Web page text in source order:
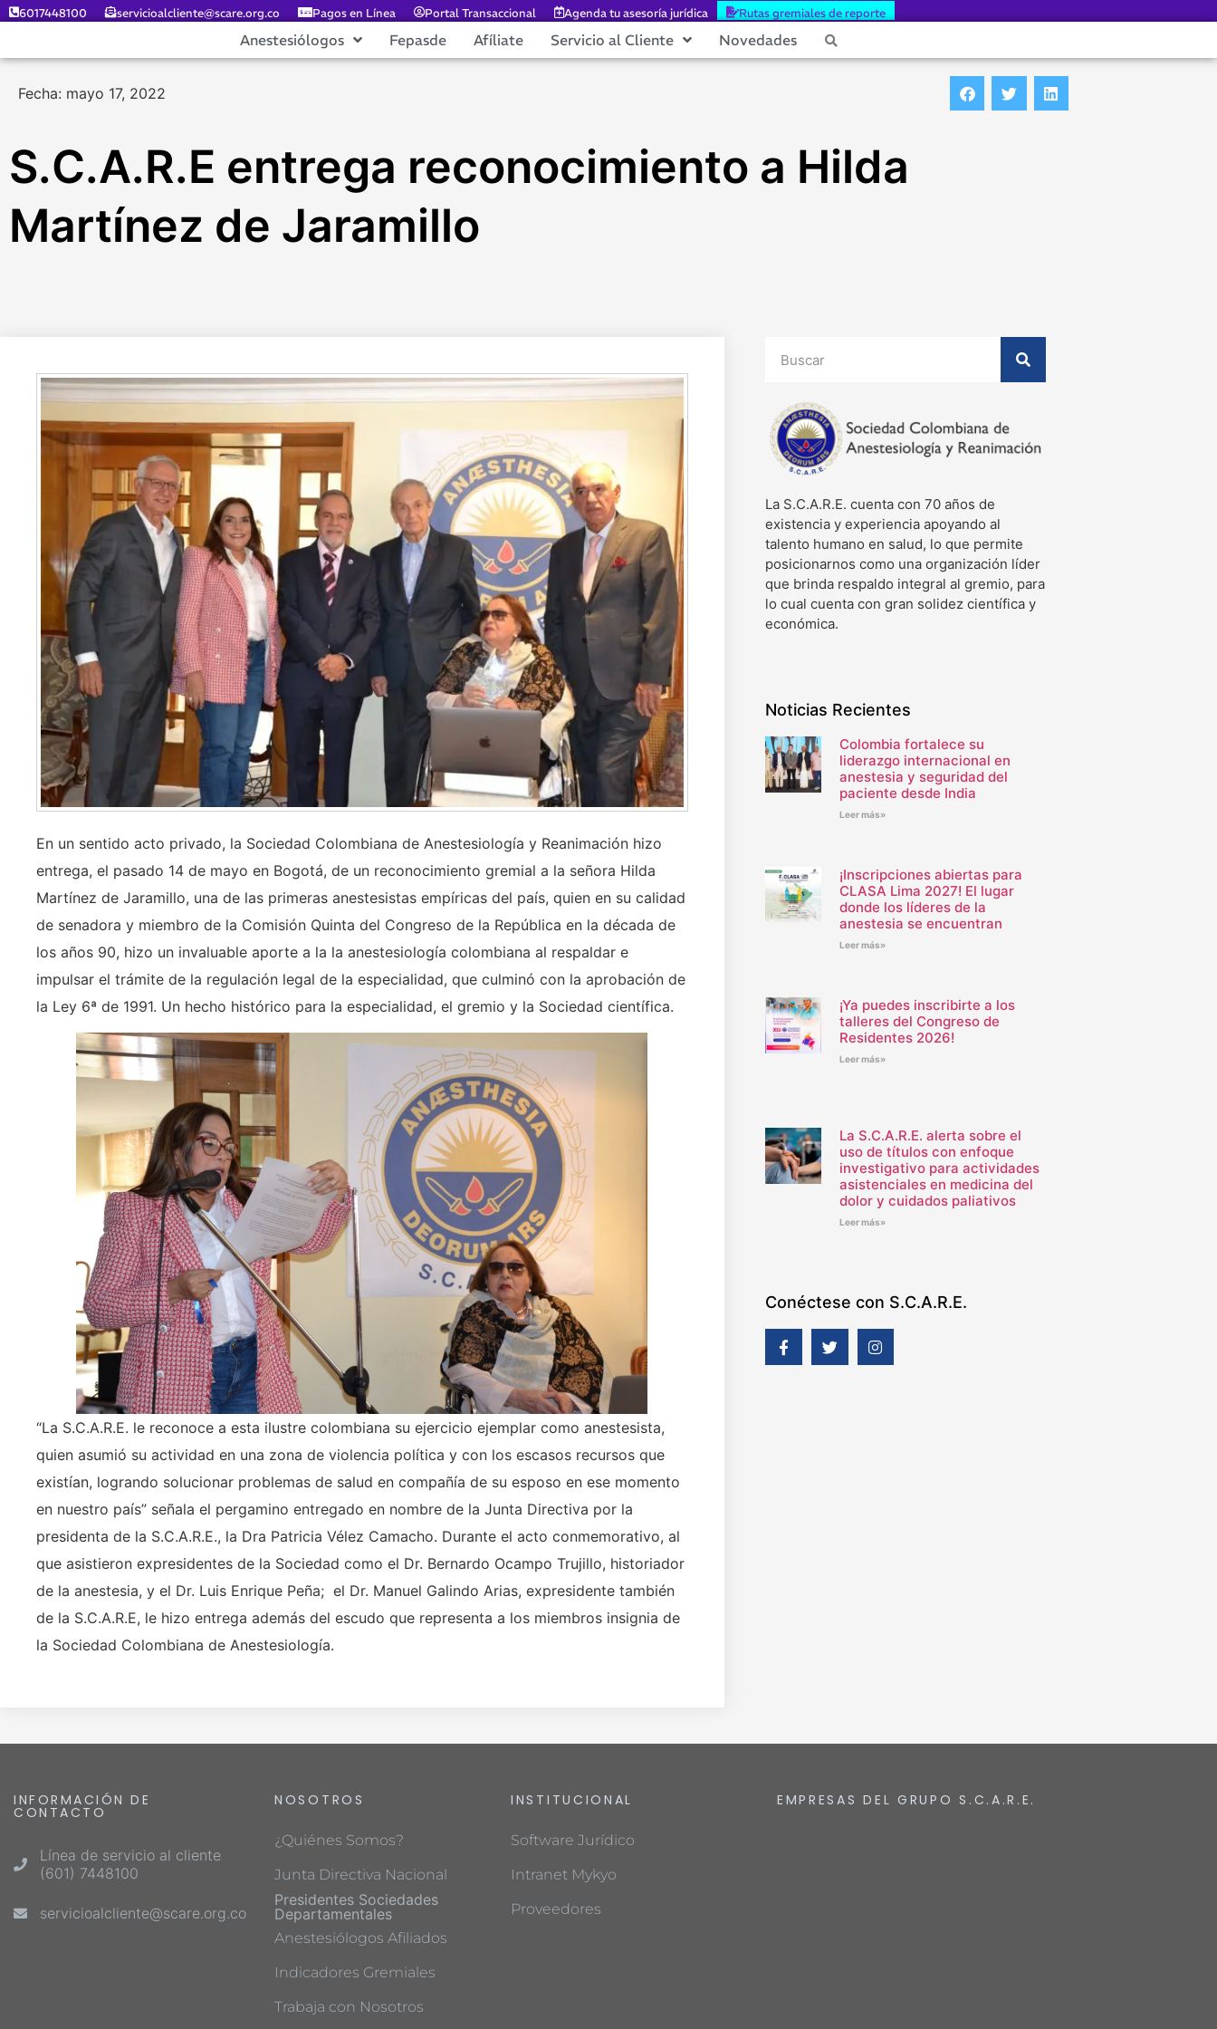
6017448100 servicioalcliente@scare.org.co Pagos en Línea Portal Transaccional Agenda tu asesoría jurídica Rutas gremiales de reporte
Anestesiólogos Fepasde Afíliate Servicio al Cliente Novedades
Fecha: mayo 17, 2022
S.C.A.R.E entrega reconocimiento a Hilda
Martínez de Jaramillo
En un sentido acto privado, la Sociedad Colombiana de Anestesiología y Reanimación hizo
entrega, el pasado 14 de mayo en Bogotá, de un reconocimiento gremial a la señora Hilda
Martínez de Jaramillo, una de las primeras anestesistas empíricas del país, quien en su calidad
de senadora y miembro de la Comisión Quinta del Congreso de la República en la década de
los años 90, hizo un invaluable aporte a la la anestesiología colombiana al respaldar e
impulsar el trámite de la regulación legal de la especialidad, que culminó con la aprobación de
la Ley 6ª de 1991. Un hecho histórico para la especialidad, el gremio y la Sociedad científica.
“La S.C.A.R.E. le reconoce a esta ilustre colombiana su ejercicio ejemplar como anestesista,
quien asumió su actividad en una zona de violencia política y con los escasos recursos que
existían, logrando solucionar problemas de salud en compañía de su esposo en ese momento
en nuestro país” señala el pergamino entregado en nombre de la Junta Directiva por la
presidenta de la S.C.A.R.E., la Dra Patricia Vélez Camacho. Durante el acto conmemorativo, al
que asistieron expresidentes de la Sociedad como el Dr. Bernardo Ocampo Trujillo, historiador
de la anestesia, y el Dr. Luis Enrique Peña; el Dr. Manuel Galindo Arias, expresidente también
de la S.C.A.R.E, le hizo entrega además del escudo que representa a los miembros insignia de
la Sociedad Colombiana de Anestesiología.
La S.C.A.R.E. cuenta con 70 años de
existencia y experiencia apoyando al
talento humano en salud, lo que permite
posicionarnos como una organización líder
que brinda respaldo integral al gremio, para
lo cual cuenta con gran solidez científica y
económica.
Noticias Recientes
Colombia fortalece su
liderazgo internacional en
anestesia y seguridad del
paciente desde India
Leer más»
¡Inscripciones abiertas para
CLASA Lima 2027! El lugar
donde los líderes de la
anestesia se encuentran
Leer más»
¡Ya puedes inscribirte a los
talleres del Congreso de
Residentes 2026!
Leer más»
La S.C.A.R.E. alerta sobre el
uso de títulos con enfoque
investigativo para actividades
asistenciales en medicina del
dolor y cuidados paliativos
Leer más»
Conéctese con S.C.A.R.E.
INFORMACIÓN DE
CONTACTO
Línea de servicio al cliente
(601) 7448100
servicioalcliente@scare.org.co
NOSOTROS
¿Quiénes Somos?
Junta Directiva Nacional
Presidentes Sociedades
Departamentales
Anestesiólogos Afiliados
Indicadores Gremiales
Trabaja con Nosotros
INSTITUCIONAL
Software Jurídico
Intranet Mykyo
Proveedores
EMPRESAS DEL GRUPO S.C.A.R.E.